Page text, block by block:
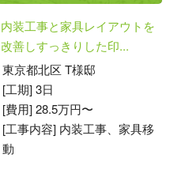
内装工事と家具レイアウトを
改善しすっきりした印...
東京都北区 T様邸
[工期] 3日
[費用] 28.5万円〜
[工事内容] 内装工事、家具移
動